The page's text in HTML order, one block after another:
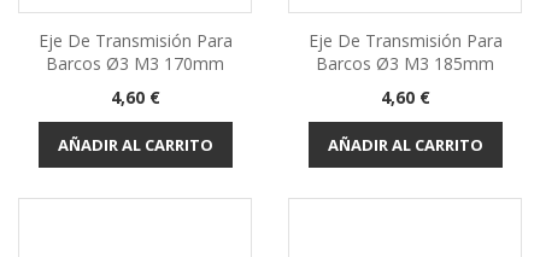
Eje De Transmisión Para
Barcos Ø3 M3 170mm
Precio
4,60 €
AÑADIR AL CARRITO
Eje De Transmisión Para
Barcos Ø3 M3 185mm
Precio
4,60 €
AÑADIR AL CARRITO